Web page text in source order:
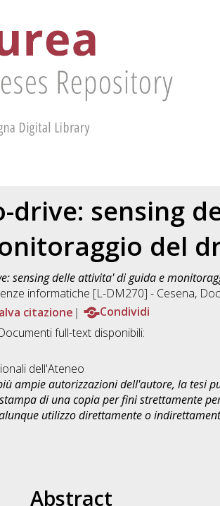
drive: sensing
del
sensing delle attivita' di guida e
informatiche [L-DM270] - Cesena,
citazione
Condividi
full-text disponibili:
dell'Ateneo
ampie autorizzazioni dell'autore, la tesi
di una copia per fini strettamente
utilizzo direttamente o
Abstract